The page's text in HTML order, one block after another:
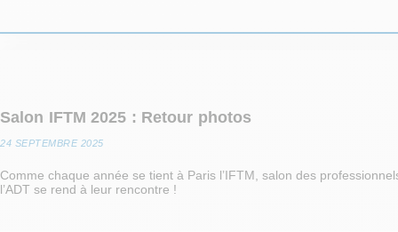
Salon IFTM 2025 : Retour photos
24 SEPTEMBRE 2025
Comme chaque année se tient à Paris l’IFTM, salon des
l’ADT se rend à leur rencontre !